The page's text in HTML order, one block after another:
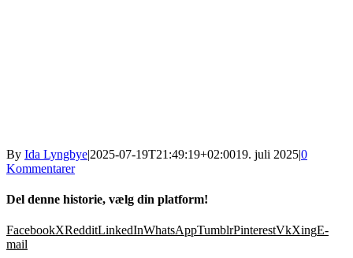
By Ida Lyngbye|2025-07-19T21:49:19+02:0019. juli 2025|0
Kommentarer
Del denne historie, vælg din platform!
FacebookXRedditLinkedInWhatsAppTumblrPinterestVkXingE-
mail